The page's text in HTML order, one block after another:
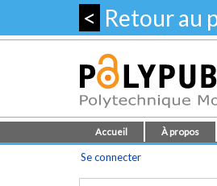
< Retour au
Accueil À propos
Se connecter